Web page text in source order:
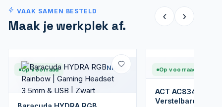
VAAK SAMEN BESTELD
Maak je werkplek af.
‹ ›
Op voorraad Nieuw Op voorraad
ACT AC8342
Verstelbare